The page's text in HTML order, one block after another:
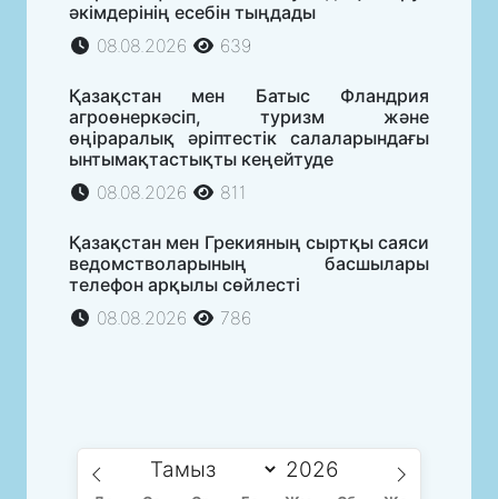
әкімдерінің есебін тыңдады
08.08.2026
639
Қазақстан мен Батыс Фландрия
агроөнеркәсіп, туризм және
өңіраралық әріптестік салаларындағы
ынтымақтастықты кеңейтуде
08.08.2026
811
Қазақстан мен Грекияның сыртқы саяси
ведомстволарының басшылары
телефон арқылы сөйлесті
08.08.2026
786